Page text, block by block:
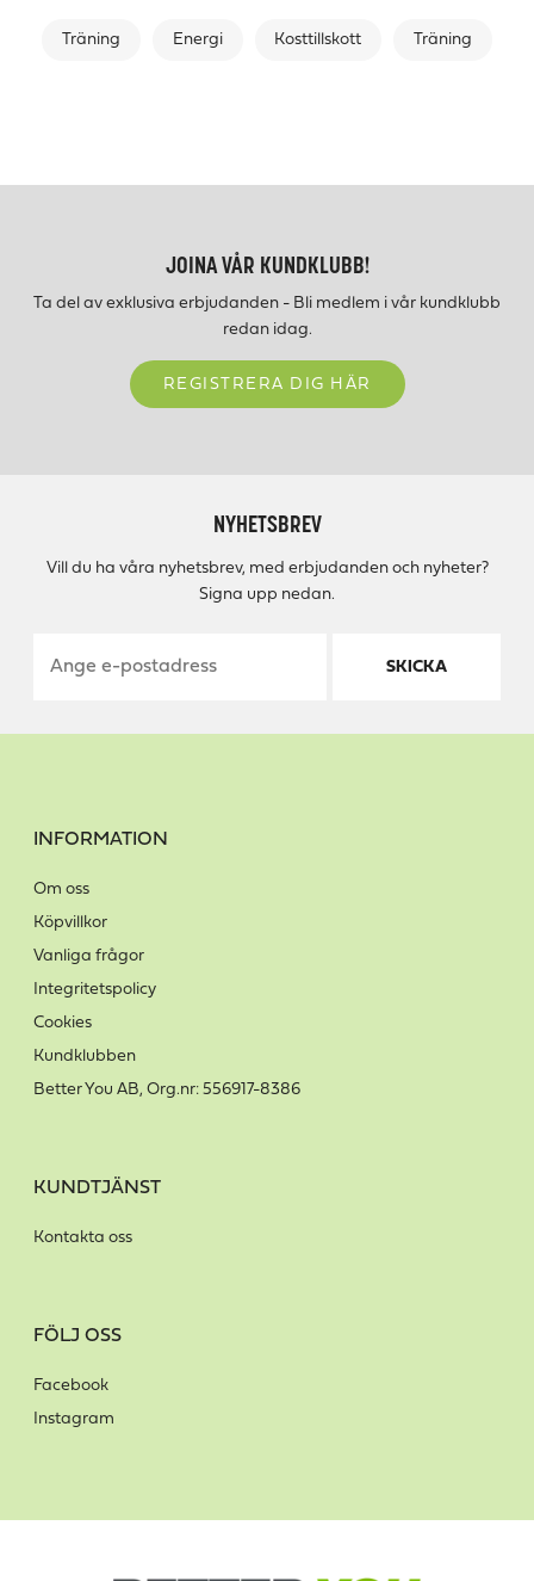
Träning Energi Kosttillskott Träning
JOINA VÅR KUNDKLUBB!
Ta del av exklusiva erbjudanden - Bli medlem i vår kundklubb
redan idag.
REGISTRERA DIG HÄR
NYHETSBREV
Vill du ha våra nyhetsbrev, med erbjudanden och nyheter?
Signa upp nedan.
SKICKA
INFORMATION
Om oss
Köpvillkor
Vanliga frågor
Integritetspolicy
Cookies
Kundklubben
Better You AB, Org.nr: 556917-8386
KUNDTJÄNST
Kontakta oss
FÖLJ OSS
Facebook
Instagram